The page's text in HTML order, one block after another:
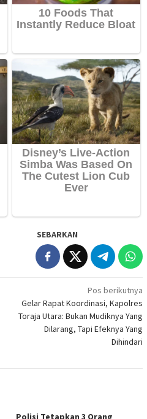
SEBARKAN
Pos berikutnya
Gelar Rapat Koordinasi, Kapolres
Toraja Utara: Bukan Mudiknya Yang
Dilarang, Tapi Efeknya Yang
Dihindari
Polisi Tetapkan 3 Orang